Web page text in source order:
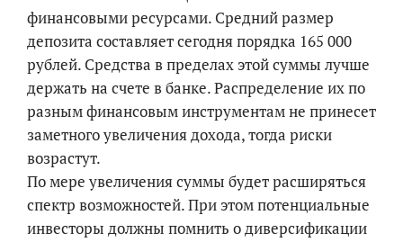
финансовыми ресурсами. Средний размер
депозита составляет сегодня порядка 165 000
рублей. Средства в пределах этой суммы лучше
держать на счете в банке. Распределение их по
разным финансовым инструментам не принесет
заметного увеличения дохода, тогда риски
возрастут.
По мере увеличения суммы будет расширяться
спектр возможностей. При этом потенциальные
инвесторы должны помнить о диверсификации